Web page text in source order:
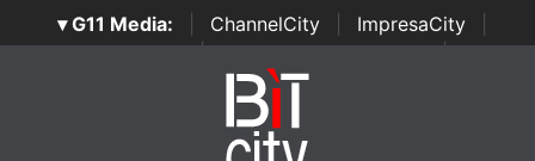
▾ G11 Media: ChannelCity ImpresaCity
SecurityOpenLab | Italian Channel Awards | Italian
Italian Security Awards